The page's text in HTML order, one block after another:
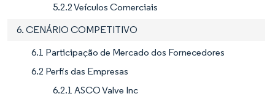
5.2.2 Veículos Comerciais
6. CENÁRIO COMPETITIVO
6.1 Participação de Mercado dos Fornecedores
6.2 Perfis das Empresas
6.2.1 ASCO Valve Inc